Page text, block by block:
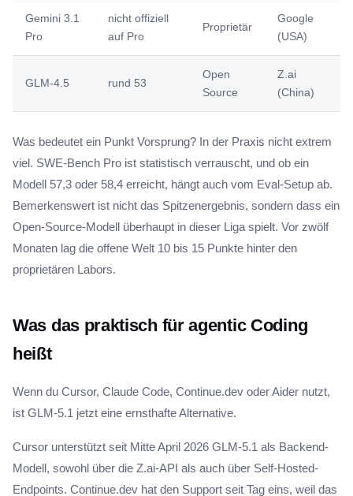
Gemini 3.1
Pro
nicht offiziell
auf Pro
Proprietär
Google
(USA)
GLM-4.5 rund 53
Open
Source
Z.ai
(China)
Was bedeutet ein Punkt Vorsprung? In der Praxis nicht extrem
viel. SWE-Bench Pro ist statistisch verrauscht, und ob ein
Modell 57,3 oder 58,4 erreicht, hängt auch vom Eval-Setup ab.
Bemerkenswert ist nicht das Spitzenergebnis, sondern dass ein
Open-Source-Modell überhaupt in dieser Liga spielt. Vor zwölf
Monaten lag die offene Welt 10 bis 15 Punkte hinter den
proprietären Labors.
Was das praktisch für agentic Coding
heißt
Wenn du Cursor, Claude Code, Continue.dev oder Aider nutzt,
ist GLM-5.1 jetzt eine ernsthafte Alternative.
Cursor unterstützt seit Mitte April 2026 GLM-5.1 als Backend-
Modell, sowohl über die Z.ai-API als auch über Self-Hosted-
Endpoints. Continue.dev hat den Support seit Tag eins, weil das